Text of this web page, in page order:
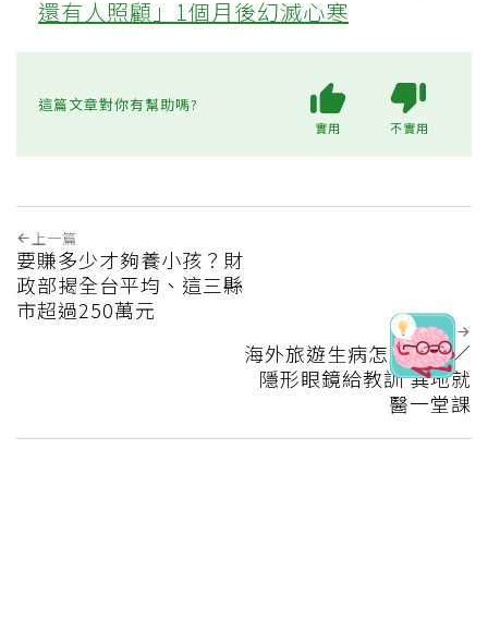
💪更多健康推薦
‧被認為無用的東西反幫了大忙！50歲
‧健檢血糖正常別安心太早！醫曝「看不
見的隱患」：失智、糖尿病風險大增
‧兒邀84歲寡母搬來同住「不用付房租
還有人照顧」1個月後幻滅心寒